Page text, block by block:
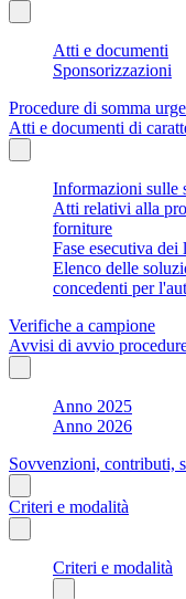
Atti e documenti
Sponsorizzazioni
Procedure di somma
Atti e documenti di
Informazioni sulle
Atti relativi alla
forniture
Fase esecutiva
Elenco delle
concedenti per
Verifiche a campione
Avvisi di avvio
Anno 2025
Anno 2026
Sovvenzioni, contributi,
Criteri e modalità
Criteri e modalità